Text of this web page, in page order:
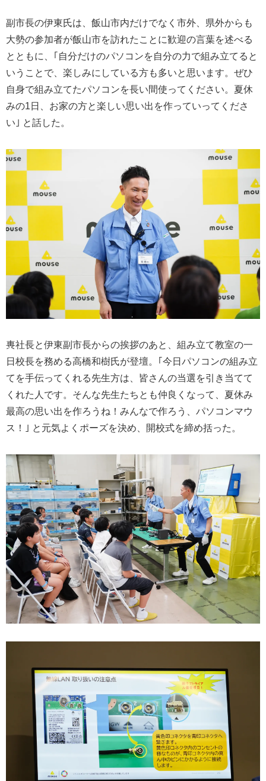
副市長の伊東氏は、飯山市内だけでなく市外、県外からも
大勢の参加者が飯山市を訪れたことに歓迎の言葉を述べる
とともに、｢自分だけのパソコンを自分の力で組み立てると
いうことで、楽しみにしている方も多いと思います。ぜひ
自身で組み立てたパソコンを長い間使ってください。夏休
みの1日、お家の方と楽しい思い出を作っていってくださ
い｣ と話した。
軣社長と伊東副市長からの挨拶のあと、組み立て教室の一
日校長を務める高橋和樹氏が登壇。｢今日パソコンの組み立
てを手伝ってくれる先生方は、皆さんの当選を引き当てて
くれた人です。そんな先生たちとも仲良くなって、夏休み
最高の思い出を作ろうね！みんなで作ろう、パソコンマウ
ス！｣ と元気よくポーズを決め、開校式を締め括った。